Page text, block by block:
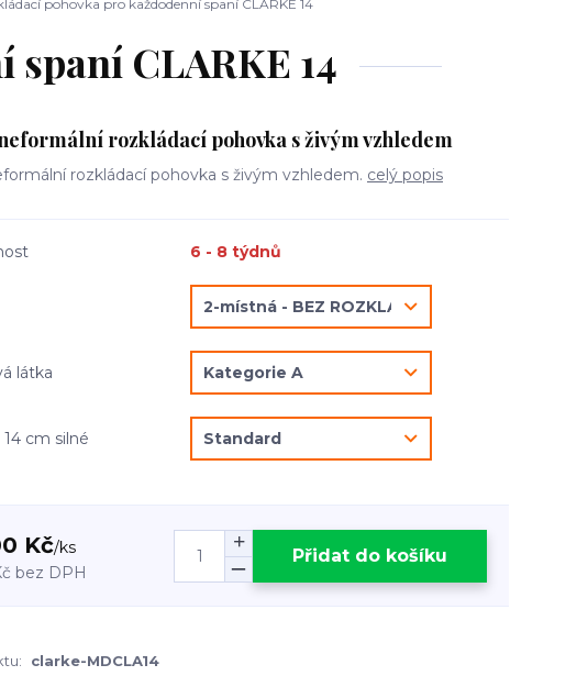
pohovka pro každodenní spaní CLARKE 14
CLARKE 14
rozkládací pohovka s živým vzhledem
rozkládací pohovka s živým vzhledem. celý popis
6 - 8 týdnů
látka
cm silné
Kč/ks
bez DPH
Přidat do košíku
clarke-MDCLA14